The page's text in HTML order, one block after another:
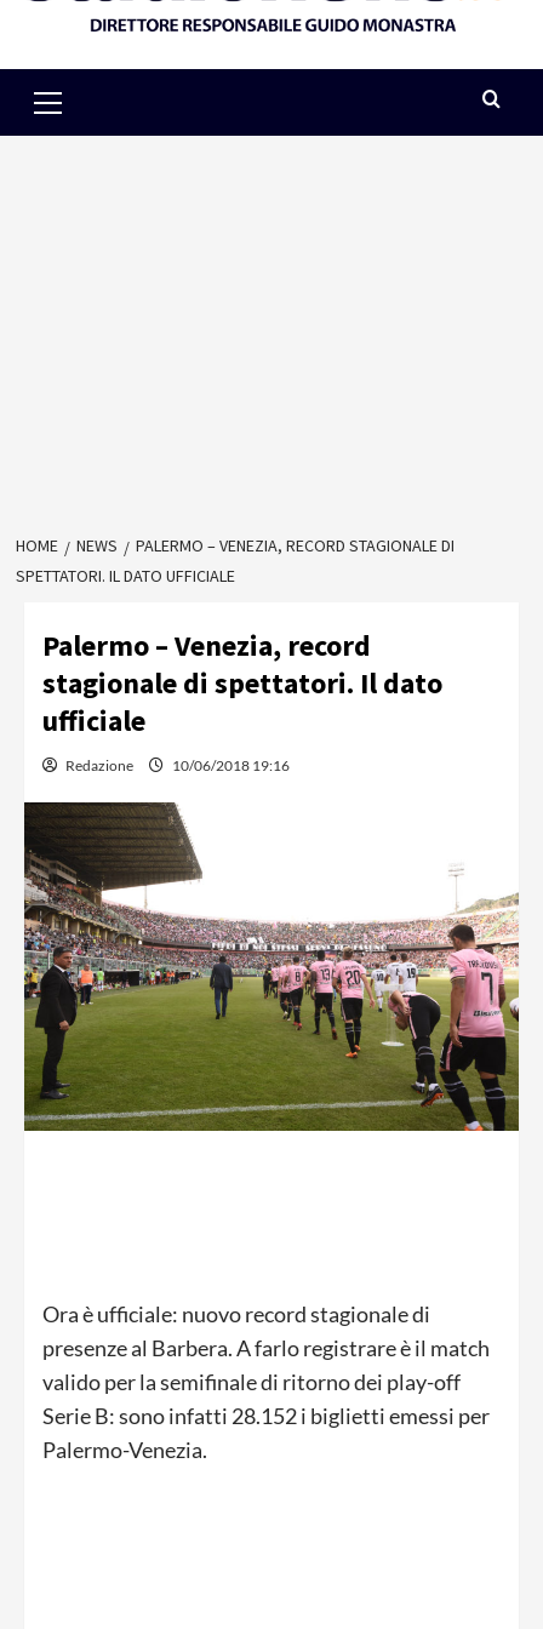
Menu
HOME NEWS
PALERMO – VENEZIA, RECORD STAGIONALE DI
SPETTATORI. IL DATO UFFICIALE
Palermo – Venezia, record
stagionale di spettatori. Il dato
ufficiale
Redazione 10/06/2018 19:16
Ora è ufficiale: nuovo record stagionale di
presenze al Barbera. A farlo registrare è il match
valido per la semifinale di ritorno dei play-off
Serie B: sono infatti 28.152 i biglietti emessi per
Palermo-Venezia.